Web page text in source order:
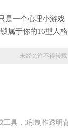
是一个心理小游戏
属于你的16型人
未经允许不得转载
工具，3秒制作透明